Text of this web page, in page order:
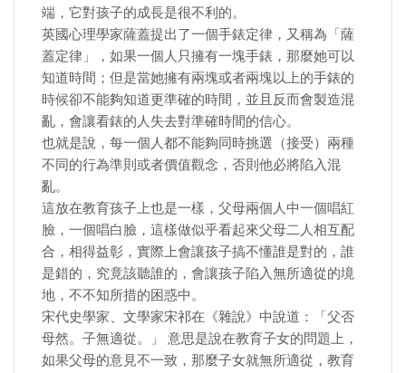
端，它對孩子的成長是很不利的。
英國心理學家薩蓋提出了一個手錶定律，又稱為「薩
蓋定律」，如果一個人只擁有一塊手錶，那麼她可以
知道時間；但是當她擁有兩塊或者兩塊以上的手錶的
時候卻不能夠知道更準確的時間，並且反而會製造混
亂，會讓看錶的人失去對準確時間的信心。
也就是說，每一個人都不能夠同時挑選（接受）兩種
不同的行為準則或者價值觀念，否則他必將陷入混
亂。
這放在教育孩子上也是一樣，父母兩個人中一個唱紅
臉，一個唱白臉，這樣做似乎看起來父母二人相互配
合，相得益彰，實際上會讓孩子搞不懂誰是對的，誰
是錯的，究竟該聽誰的，會讓孩子陷入無所適從的境
地，不不知所措的困惑中。
宋代史學家、文學家宋祁在《雜說》中說道：「父否
母然。子無適從。」 意思是說在教育子女的問題上，
如果父母的意見不一致，那麼子女就無所適從，教育